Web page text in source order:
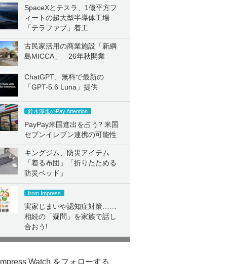
SpaceXとテスラ、1億平方フ
ィートの超大型半導体工場
「テラファブ」着工
古民家活用の商業施設「新綱
島MICCA」 26年秋開業
ChatGPT、無料で最新の
「GPT-5.6 Luna」提供
鈴木淳也のPay Attention
PayPay米国進出を占う? 米国
セブンイレブン連携の可能性
キングジム、防災アイテム
「着る布団」「折りたためる
防災ベッド」
from Impress
実家じまいや認知症対策……
相続の「疑問」を家族で話し
合おう!
Impress Watch をフォローする